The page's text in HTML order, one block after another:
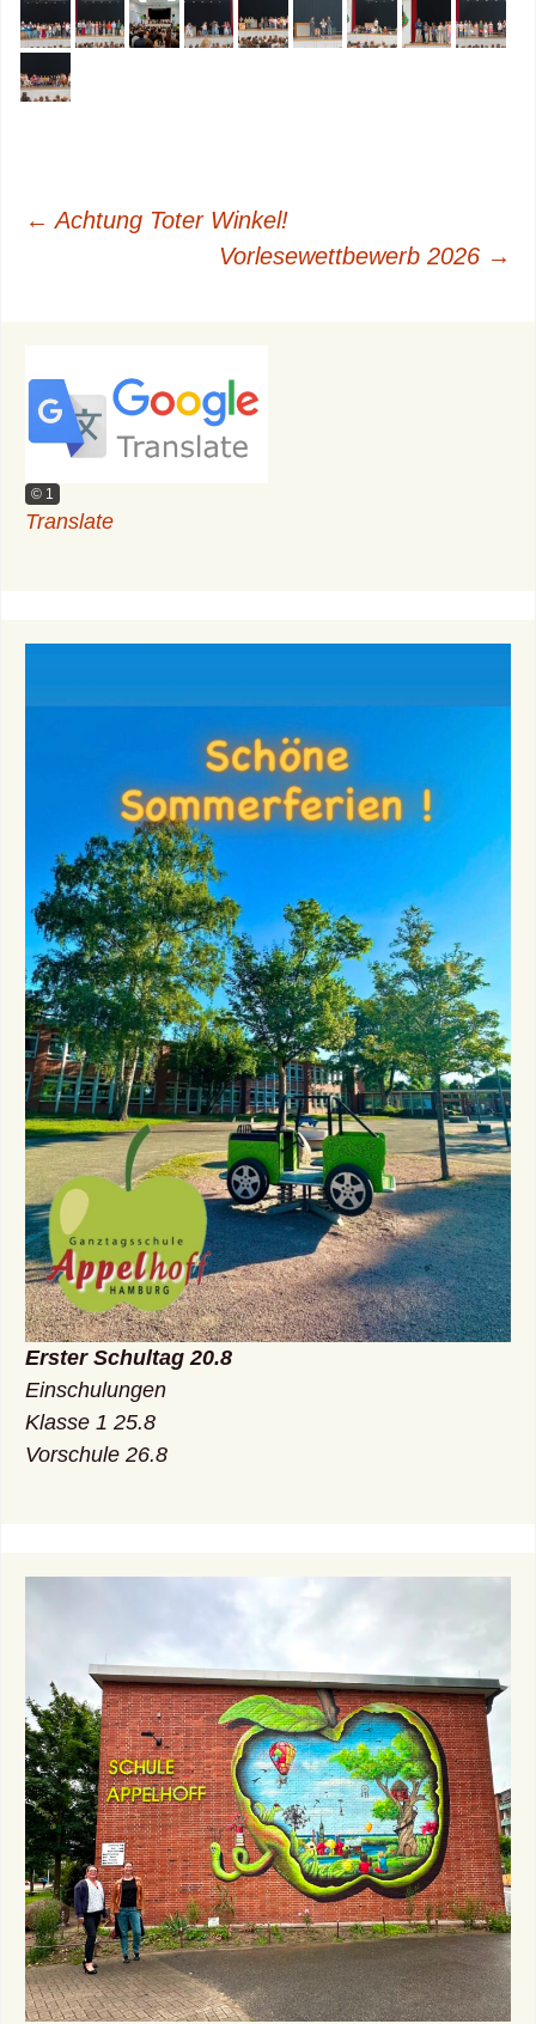
Beitragsnavigation
← Achtung Toter Winkel!
Vorlesewettbewerb 2026 →
© 1
Translate
Erster Schultag 20.8
Einschulungen
Klasse 1 25.8
Vorschule 26.8